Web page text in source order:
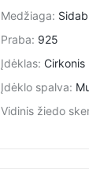
Medžiaga:
Praba: 925
Įdėklas: Cirkonis
Įdėklo spalva:
Vidinis žiedo